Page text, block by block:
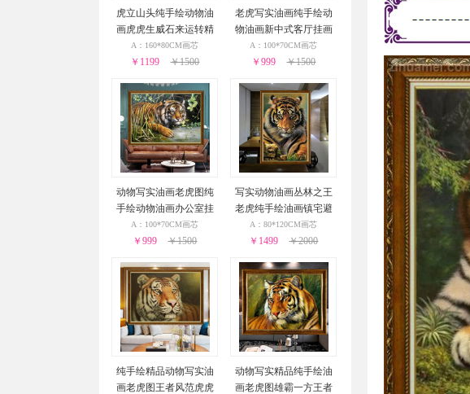
虎立山头纯手绘动物油
画虎虎生威石来运转精
品油画实木外框
A：160*80CM画芯
￥1199 ￥1500
老虎写实油画纯手绘动
物油画新中式客厅挂画
A：100*70CM画芯
￥999 ￥1500
动物写实油画老虎图纯
手绘动物油画办公室挂
画
A：100*70CM画芯
￥999 ￥1500
写实动物油画丛林之王
老虎纯手绘油画镇宅避
邪油画作品
A：80*120CM画芯
￥1499 ￥2000
纯手绘精品动物写实油
画老虎图王者风范虎虎
动物写实精品纯手绘油
画老虎图雄霸一方王者